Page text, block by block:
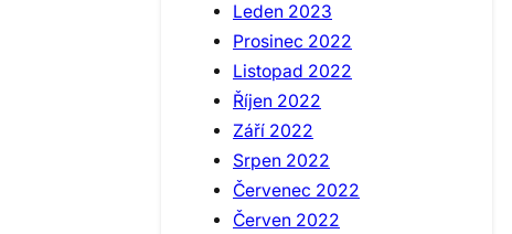
Leden 2023
Prosinec 2022
Listopad 2022
Říjen 2022
Září 2022
Srpen 2022
Červenec 2022
Červen 2022